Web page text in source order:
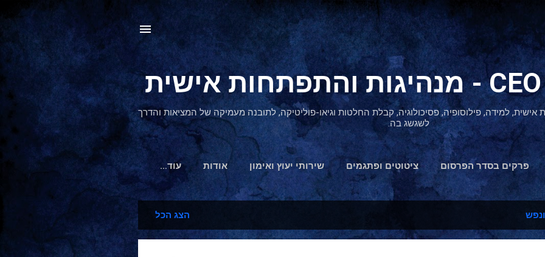
דילוג לתוכן הראשי
אישית, למידה, פילוסופיה, פסיכולוגיה, קבלת החלטות וגיאו-פוליטיקה, לתובנה מעמיקה של המציאות והדרך
לשגשג בה.
פרקים בסדר הפרסום ציטוטים ופתגמים שירותי יעוץ ואימון אודות ‏עוד…
הצהרת נגישות
הצג הכל